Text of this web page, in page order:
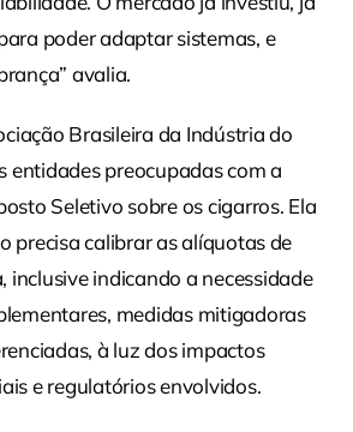
poder adaptar sistemas, e
avalia.
Brasileira da Indústria do
entidades preocupadas com a
Seletivo sobre os cigarros. Ela
precisa calibrar as alíquotas de
inclusive indicando a necessidade
medidas mitigadoras
à luz dos impactos
e regulatórios envolvidos.